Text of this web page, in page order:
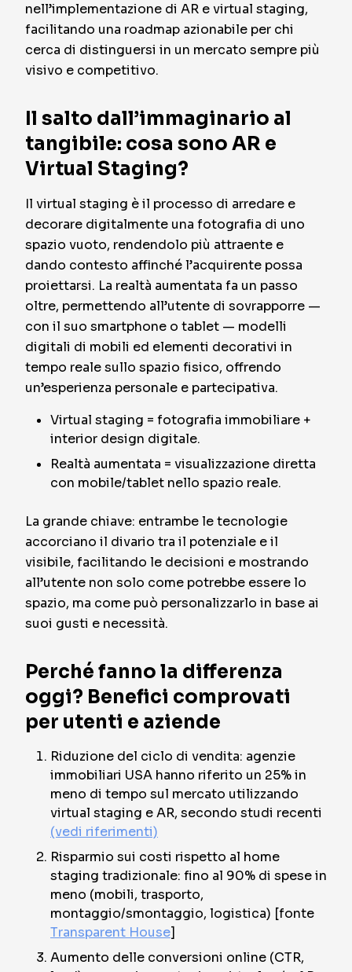
nell’implementazione di AR e virtual staging,
facilitando una roadmap azionabile per chi
cerca di distinguersi in un mercato sempre più
visivo e competitivo.
Il salto dall’immaginario al
tangibile: cosa sono AR e
Virtual Staging?
Il virtual staging è il processo di arredare e
decorare digitalmente una fotografia di uno
spazio vuoto, rendendolo più attraente e
dando contesto affinché l’acquirente possa
proiettarsi. La realtà aumentata fa un passo
oltre, permettendo all’utente di sovrapporre —
con il suo smartphone o tablet — modelli
digitali di mobili ed elementi decorativi in
tempo reale sullo spazio fisico, offrendo
un’esperienza personale e partecipativa.
Virtual staging = fotografia immobiliare +
interior design digitale.
Realtà aumentata = visualizzazione diretta
con mobile/tablet nello spazio reale.
La grande chiave: entrambe le tecnologie
accorciano il divario tra il potenziale e il
visibile, facilitando le decisioni e mostrando
all’utente non solo come potrebbe essere lo
spazio, ma come può personalizzarlo in base ai
suoi gusti e necessità.
Perché fanno la differenza
oggi? Benefici comprovati
per utenti e aziende
Riduzione del ciclo di vendita: agenzie
immobiliari USA hanno riferito un 25% in
meno di tempo sul mercato utilizzando
virtual staging e AR, secondo studi recenti
(vedi riferimenti)
Risparmio sui costi rispetto al home
staging tradizionale: fino al 90% di spese in
meno (mobili, trasporto,
montaggio/smontaggio, logistica) [fonte
Transparent House]
Aumento delle conversioni online (CTR,